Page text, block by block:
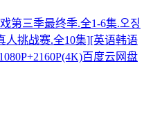
第三季最终季.全1-6集.오징
人挑战赛.全10集][英语韩语
百度云网盘